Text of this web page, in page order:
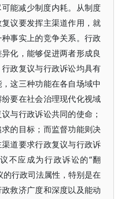
能减少制度内耗。从制度
议要发挥主渠道作用，就
事实上的竞争关系。行政
化，能够促进两者形成良
政复议与行政诉讼均具有
这三种功能在各自场域中
要在社会治理现代化视域
与行政诉讼共同的使命；
的目标；而监督功能则决
道要求行政复议与行政诉
不应成为行政诉讼的“翻
的行政司法属性，特别是在
救济广度和深度以及能动